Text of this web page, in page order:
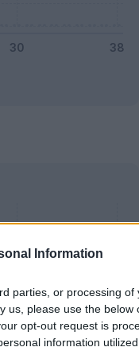
Information
parties, or processing of
us, please use the below
opt-out request is
information